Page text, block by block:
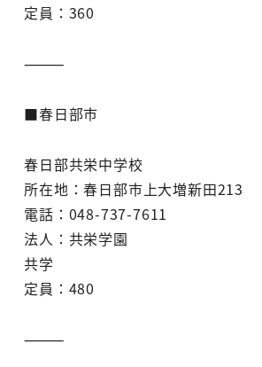
定員：360
⸻
■春日部市
春日部共栄中学校
所在地：春日部市上大増新田213
電話：048-737-7611
法人：共栄学園
共学
定員：480
⸻